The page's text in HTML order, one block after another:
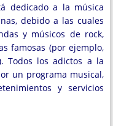
dedicado a la música
debido a las cuales
y músicos de rock,
famosas (por ejemplo,
Todos los adictos a la
un programa musical,
y servicios